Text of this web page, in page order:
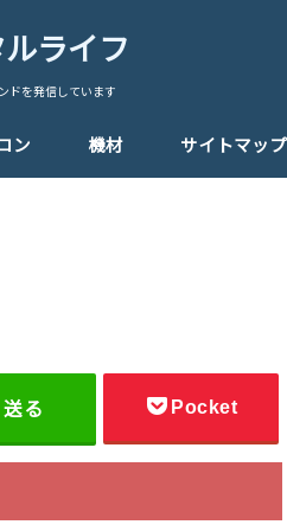
ライフ
ドを発信しています
ン 機材 サイトマップ
送る Pocket